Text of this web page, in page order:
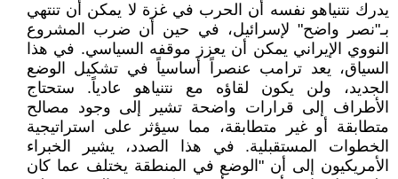
يدرك نتنياهو نفسه أن الحرب في غزة لا يمكن أن تنتهي
بـ"نصر واضح" لإسرائيل، في حين أن ضرب المشروع
النووي الإيراني يمكن أن يعزز موقفه السياسي. في هذا
السياق، يعد ترامب عنصراً أساسياً في تشكيل الوضع
الجديد، ولن يكون لقاؤه مع نتنياهو عادياً. ستحتاج
الأطراف إلى قرارات واضحة تشير إلى وجود مصالح
متطابقة أو غير متطابقة، مما سيؤثر على استراتيجية
الخطوات المستقبلية. في هذا الصدد، يشير الخبراء
الأمريكيون إلى أن "الوضع في المنطقة يختلف عما كان